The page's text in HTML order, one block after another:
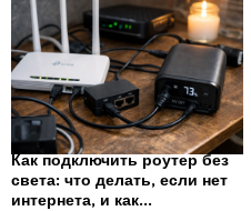
Как подключить роутер без
света: что делать, если нет
интернета, и как...